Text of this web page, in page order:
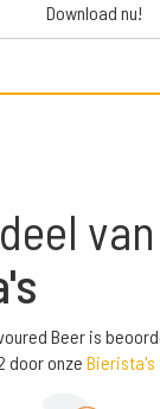
Download nu!
Beer is
door onze Bierista's